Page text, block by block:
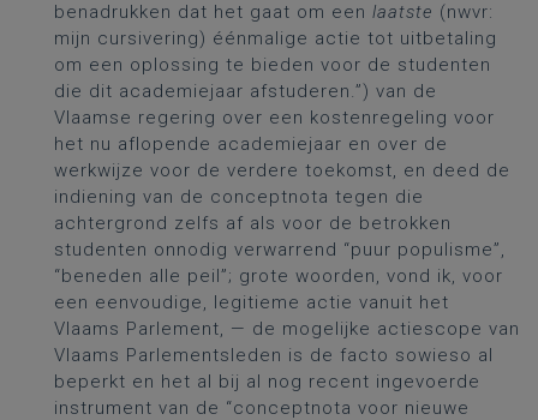
benadrukken dat het gaat om een laatste (nwvr:
mijn cursivering) éénmalige actie tot uitbetaling
om een oplossing te bieden voor de studenten
die dit academiejaar afstuderen.”) van de
Vlaamse regering over een kostenregeling voor
het nu aflopende academiejaar en over de
werkwijze voor de verdere toekomst, en deed de
indiening van de conceptnota tegen die
achtergrond zelfs af als voor de betrokken
studenten onnodig verwarrend “puur populisme”,
“beneden alle peil”; grote woorden, vond ik, voor
een eenvoudige, legitieme actie vanuit het
Vlaams Parlement, — de mogelijke actiescope van
Vlaams Parlementsleden is de facto sowieso al
beperkt en het al bij al nog recent ingevoerde
instrument van de “conceptnota voor nieuwe